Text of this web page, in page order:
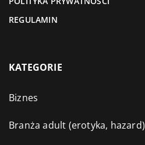
REGULAMIN
KATEGORIE
Biznes
Branża adult (erotyka, hazard)